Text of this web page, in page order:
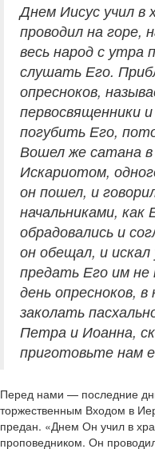
Днем Иисус учил в
проводил на горе,
весь народ с утра
слушать Его.
опресноков,
первосвященники
погубить Его,
Вошел же сатана в
Искариотом,
он пошел, и
начальниками,
обрадовались и
он обещал, и
предать Его им
день опресноков,
заколать
Петра и Иоанна,
приготовьте нам
Перед нами — последние
торжественным Входом в
предан. «Днем Он учил в
проповедником. Он